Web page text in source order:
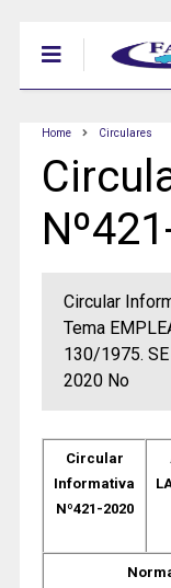
Home Circulares
Circular
Tema
130/1975. SE
2020 No
Circular
Informativa
Nº421-2020